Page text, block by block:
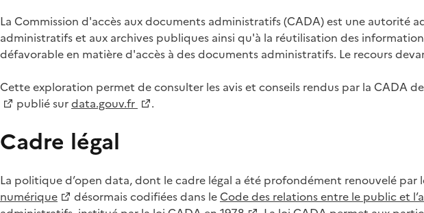
La Commission d'accès aux documents administratifs (CADA) est une
administratifs et aux archives publiques ainsi qu'à la réutilisation des
défavorable en matière d'accès à des documents administratifs. Le recours
Cette exploration permet de consulter les avis et conseils rendus par la CADA
publié surdata.gouv.fr .
Cadre légal
La politique d’open data, dont le cadre légal a été profondément renouvelé par
numérique
désormais codifiées dans le Code des relations entre le public et